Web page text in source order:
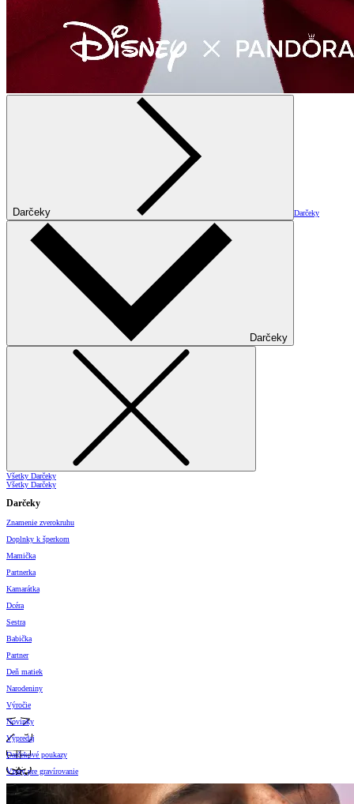
Darčeky Darčeky
Darčeky
Všetky Darčeky
Všetky Darčeky
Darčeky
Znamenie zverokruhu
Doplnky k šperkom
Mamička
Partnerka
Kamarátka
Dcéra
Sestra
Babička
Partner
Deň matiek
Narodeniny
Výročie
Novinky
Výpredaj
Darčekové poukazy
Vzory pre gravírovanie